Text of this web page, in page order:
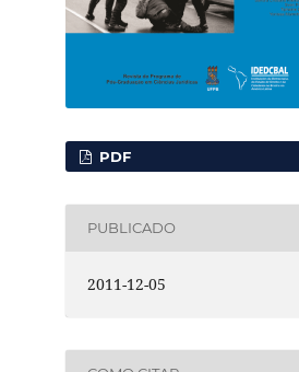
PDF
PUBLICADO
2011-12-05